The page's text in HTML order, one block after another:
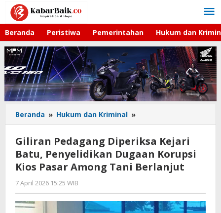
Lewati
konten
Beranda Peristiwa Pemerintahan Hukum dan
Beranda » Hukum dan Kriminal »
Pedagang
Diperiksa
Kejari
Batu,
Penyelidikan
Pasar
Giliran Pedagang Diperiksa Kejari
Batu, Penyelidikan Dugaan Korupsi
Kios Pasar Among Tani Berlanjut
7 April 2026 15:25 WIB
Andika
DP